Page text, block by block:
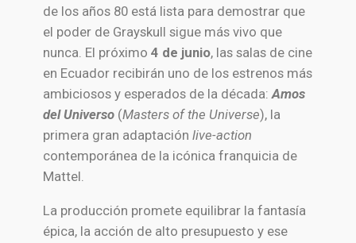
de los años 80 está lista para demostrar que
el poder de Grayskull sigue más vivo que
nunca. El próximo 4 de junio, las salas de cine
en Ecuador recibirán uno de los estrenos más
ambiciosos y esperados de la década:Amos
del Universo(Masters of the Universe), la
primera gran adaptación live-action
contemporánea de la icónica franquicia de
Mattel.
La producción promete equilibrar la fantasía
épica, la acción de alto presupuesto y ese